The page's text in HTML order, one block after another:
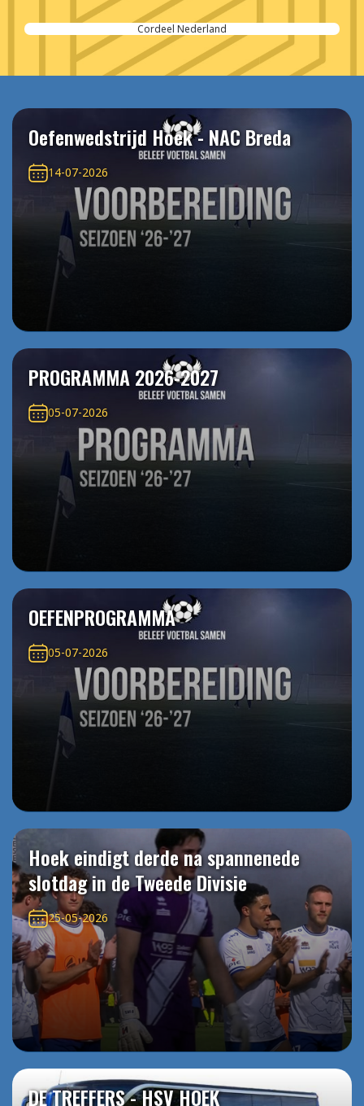
SPIE-Controlec Engineering
Oefenwedstrijd Hoek - NAC Breda
14-07-2026
PROGRAMMA 2026-2027
05-07-2026
OEFENPROGRAMMA
05-07-2026
Hoek eindigt derde na spannenede
slotdag in de Tweede Divisie
25-05-2026
DE TREFFERS - HSV HOEK